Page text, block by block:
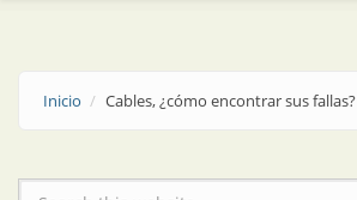
Inicio Cables, ¿cómo encontrar sus fallas?